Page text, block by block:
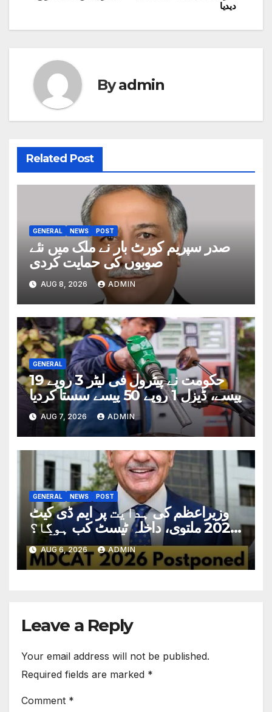
دیدیا
Byadmin
Related Post
GENERAL NEWS POST
صدر سپریم کورٹ بار نے ملک میں نئے
صوبوں کی حمایت کردی
AUG 8, 2026 ADMIN
GENERAL
حکومت نے پیٹرول فی لیٹر 3 روپے 19
پیسے، ڈیزل 1 روپے 50 پیسے سستا کردیا
AUG 7, 2026 ADMIN
GENERAL NEWS POST
وزیراعظم کی ہدایت پر ایم ڈی کیٹ
2026 ملتوی، داخلہ ٹیسٹ کب ہوگا؟
تاریخ سامنے آگئی
AUG 6, 2026 ADMIN
Leave a Reply
Your email address will not be published.
Required fields are marked *
Comment *